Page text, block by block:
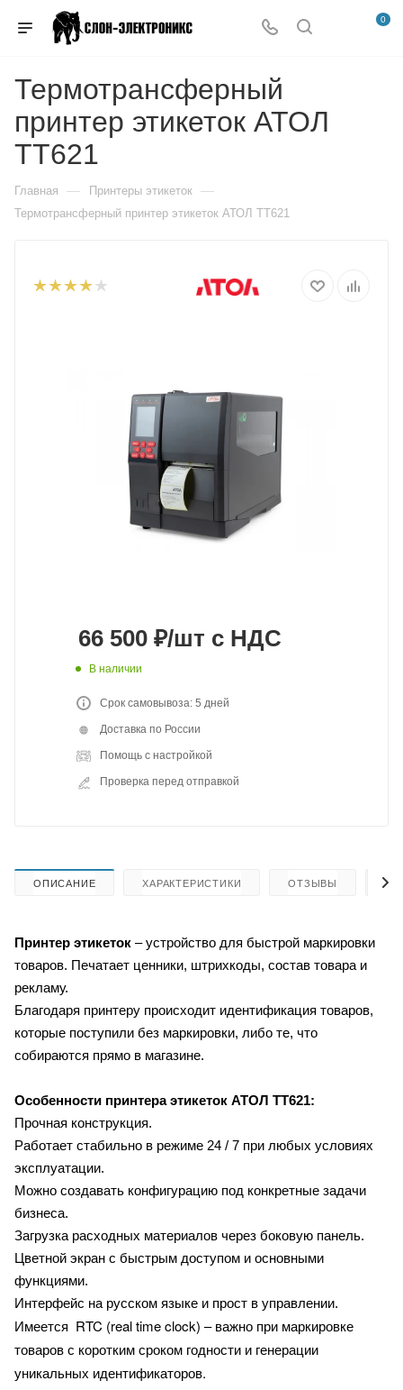
0
Термотрансферный
принтер этикеток АТОЛ
TT621
Главная — Принтеры этикеток —
Термотрансферный принтер этикеток АТОЛ TT621
66 500 ₽/шт с НДС
В наличии
Срок самовывоза: 5 дней
Доставка по России
Помощь с настройкой
Проверка перед отправкой
ОПИСАНИЕ ХАРАКТЕРИСТИКИ ОТЗЫВЫ
Принтер этикеток – устройство для быстрой маркировки
товаров. Печатает ценники, штрихкоды, состав товара и
рекламу.
Благодаря принтеру происходит идентификация товаров,
которые поступили без маркировки, либо те, что
собираются прямо в магазине.
Особенности принтера этикеток АТОЛ ТТ621:
Прочная конструкция.
Работает стабильно в режиме 24 / 7 при любых условиях
эксплуатации.
Можно создавать конфигурацию под конкретные задачи
бизнеса.
Загрузка расходных материалов через боковую панель.
Цветной экран с быстрым доступом и основными
функциями.
Интерфейс на русском языке и прост в управлении.
Имеется RTC (real time clock) – важно при маркировке
товаров с коротким сроком годности и генерации
уникальных идентификаторов.